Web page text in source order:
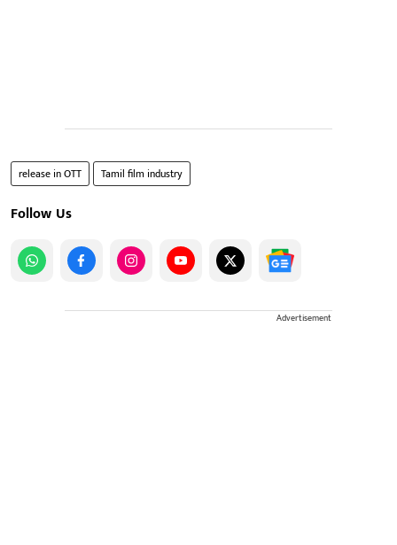
release in OTT Tamil film industry
Follow Us
Advertisement